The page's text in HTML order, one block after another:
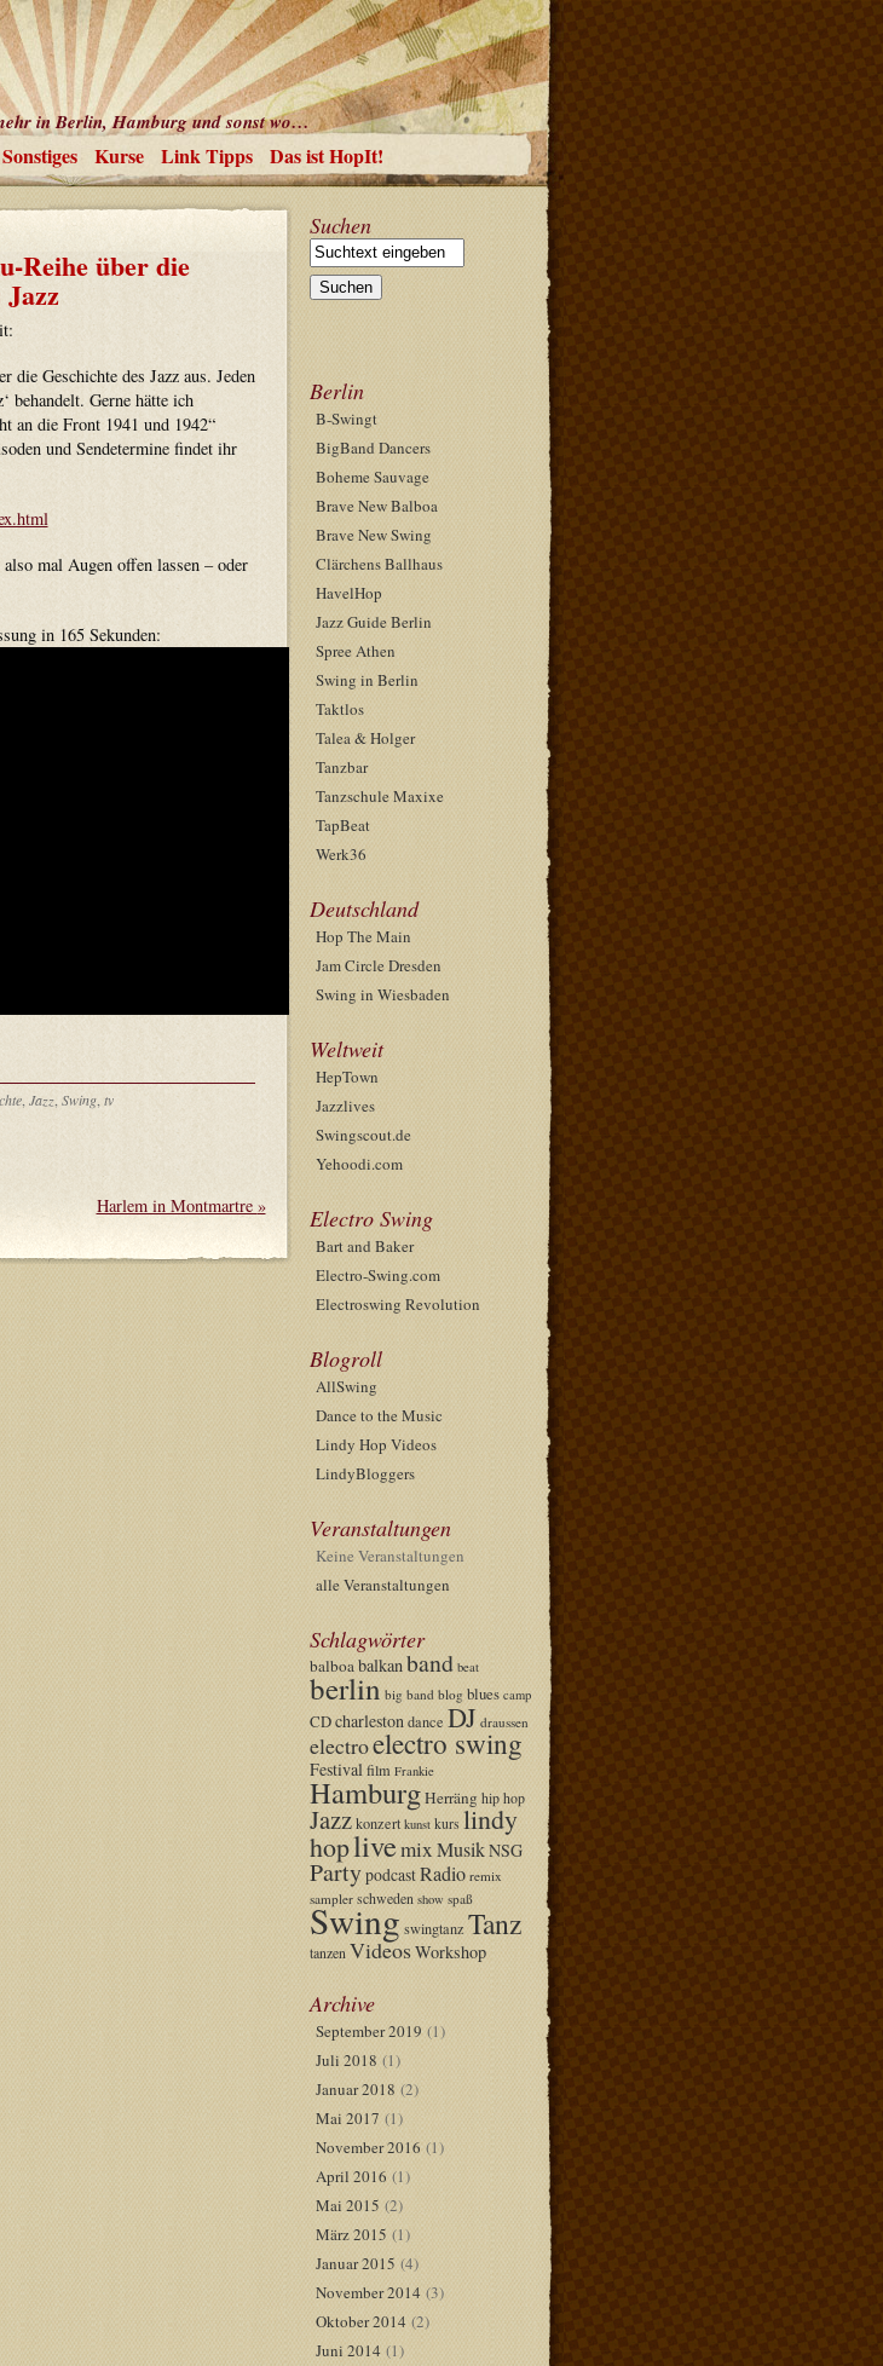
in Berlin, Hamburg und sonst wo…
Sonstiges Kurse Link Tipps Das ist HopIt!
Reihe über die
Jazz
Geschichte des Jazz aus. Jeden
behandelt. Gerne hätte ich
an die Front 1941 und 1942“
und Sendetermine findet ihr
mal Augen offen lassen – oder
in 165 Sekunden:
, Jazz, Swing, tv
Harlem in Montmartre »
Suchen
Berlin
B-Swingt
BigBand Dancers
Boheme Sauvage
Brave New Balboa
Brave New Swing
Clärchens Ballhaus
HavelHop
Jazz Guide Berlin
Spree Athen
Swing in Berlin
Taktlos
Talea & Holger
Tanzbar
Tanzschule Maxixe
TapBeat
Werk36
Deutschland
Hop The Main
Jam Circle Dresden
Swing in Wiesbaden
Weltweit
HepTown
Jazzlives
Swingscout.de
Yehoodi.com
Electro Swing
Bart and Baker
Electro-Swing.com
Electroswing Revolution
Blogroll
AllSwing
Dance to the Music
Lindy Hop Videos
LindyBloggers
Veranstaltungen
Keine Veranstaltungen
alle Veranstaltungen
Schlagwörter
balboabalkanband beat
berlin big band blog blues camp
CDcharleston dance DJ draussen
electroelectro swing
Festival film Frankie
HamburgHerräng hip hop
Jazz konzert kunst kurs lindy
hoplivemixMusikNSG
PartypodcastRadio remix
sampler schweden show spaß
Swing swingtanzTanz
tanzenVideosWorkshop
Archive
September 2019(1)
Juli 2018(1)
Januar 2018 (2)
Mai 2017 (1)
November 2016(1)
April 2016(1)
Mai 2015 (2)
März 2015 (1)
Januar 2015(4)
November 2014(3)
Oktober 2014(2)
Juni 2014(1)